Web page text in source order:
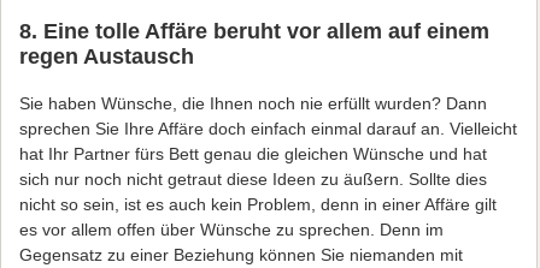
8. Eine tolle Affäre beruht vor allem auf einem
regen Austausch
Sie haben Wünsche, die Ihnen noch nie erfüllt wurden? Dann
sprechen Sie Ihre Affäre doch einfach einmal darauf an. Vielleicht
hat Ihr Partner fürs Bett genau die gleichen Wünsche und hat
sich nur noch nicht getraut diese Ideen zu äußern. Sollte dies
nicht so sein, ist es auch kein Problem, denn in einer Affäre gilt
es vor allem offen über Wünsche zu sprechen. Denn im
Gegensatz zu einer Beziehung können Sie niemanden mit